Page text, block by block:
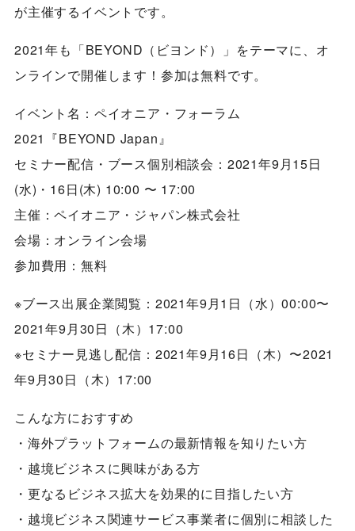
が主催するイベントです。
2021年も「BEYOND（ビヨンド）」をテーマに、オ
ンラインで開催します！参加は無料です。
イベント名：ペイオニア・フォーラム
2021『BEYOND Japan』
セミナー配信・ブース個別相談会：2021年9月15日
(水)・16日(木) 10:00 〜 17:00
主催：ペイオニア・ジャパン株式会社
会場：オンライン会場
参加費用：無料
※ブース出展企業閲覧：2021年9月1日（水）00:00〜
2021年9月30日（木）17:00
※セミナー見逃し配信：2021年9月16日（木）〜2021
年9月30日（木）17:00
こんな方におすすめ
・海外プラットフォームの最新情報を知りたい方
・越境ビジネスに興味がある方
・更なるビジネス拡大を効果的に目指したい方
・越境ビジネス関連サービス事業者に個別に相談した